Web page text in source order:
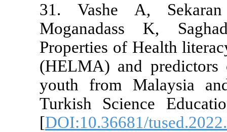
31. Vashe
Properties of
(HELMA)
youth from
Turkish
[